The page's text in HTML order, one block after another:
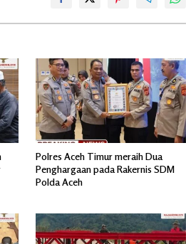
Polres Aceh Timur meraih Dua
Penghargaan pada Rakernis SDM
Polda Aceh